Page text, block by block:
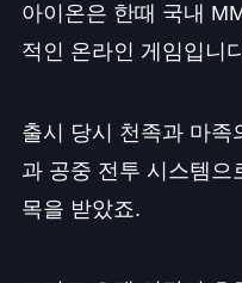
아이온은 한때 국내
적인 온라인 게임입니
출시 당시 천족과 마족
과 공중 전투 시스템으
목을 받았죠.